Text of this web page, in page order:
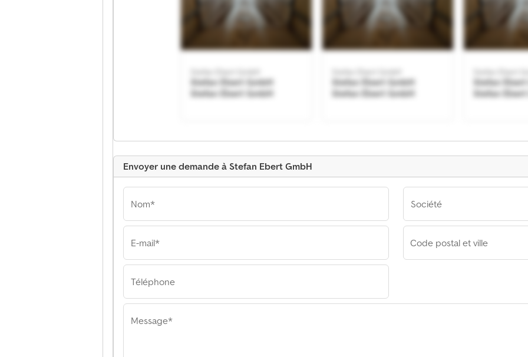
Stefan Ebert GmbH
Stefan Ebert GmbH
Stefan Ebert GmbH
Stefan Ebert GmbH
Stefan
Stefan
Stefan Ebert GmbH
Envoyer une demande à Stefan Ebert GmbH
Nom*
E-mail*
Téléphone
Société
Code postal et ville
Message*